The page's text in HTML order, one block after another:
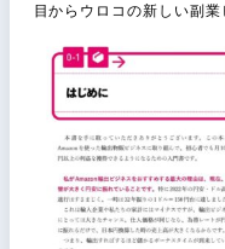
目からウロコの新しい副